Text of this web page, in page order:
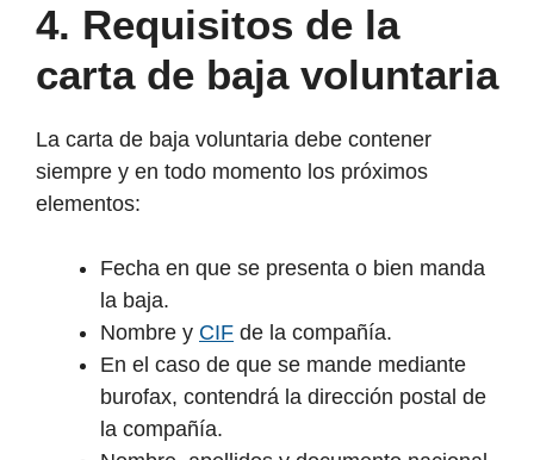
4. Requisitos de la
carta de baja voluntaria
La carta de baja voluntaria debe contener
siempre y en todo momento los próximos
elementos:
Fecha en que se presenta o bien manda
la baja.
Nombre y CIF de la compañía.
En el caso de que se mande mediante
burofax, contendrá la dirección postal de
la compañía.